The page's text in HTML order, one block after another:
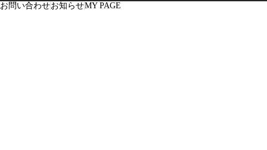
お問い合わせお知らせMY PAGE